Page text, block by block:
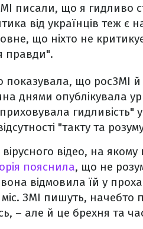
писали, що я гидливо
від українців теж є
що ніхто не
правди".
показувала, що росЗМІ
днями опублікувала
гидливість" у
"такту та
відео, на
пояснила, що не
відмовила їй у
ЗМІ пишуть, начебто
– але й це брехня та